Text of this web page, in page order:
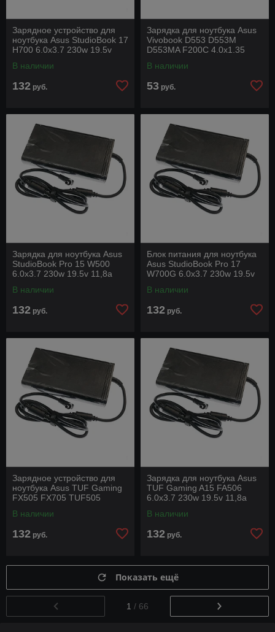
Зарядное устройство для
ноутбука Asus StudioBook 17
H700 6.0x3.7 230w 19.5v
силовым
В наличии
132 руб.
Зарядка для ноутбука Asus
Vivobook D553 D553M
D553MA F200C 4.0x1.35
с силовым
В наличии
53 руб.
Зарядка для ноутбука Asus
StudioBook Pro 15 W500
6.0x3.7 230w 19.5v 11,8a
кабелем
В наличии
132 руб.
Блок питания для ноутбука
Asus StudioBook Pro 17
W700G 6.0x3.7 230w 19.5v
силовым кабелем
В наличии
132 руб.
Зарядное устройство для
ноутбука Asus TUF Gaming
FX505 FX705 TUF505
11,8a под
В наличии
132 руб.
Зарядка для ноутбука Asus
TUF Gaming A15 FA506
6.0x3.7 230w 19.5v 11,8a
кабелем
В наличии
132 руб.
Показать ещё
1 / 66